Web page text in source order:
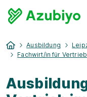
Ausbildung
Fachwirt/in für